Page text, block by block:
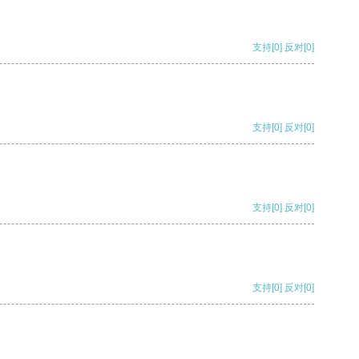
支持[0] 反对[0]
支持[0] 反对[0]
支持[0] 反对[0]
支持[0] 反对[0]